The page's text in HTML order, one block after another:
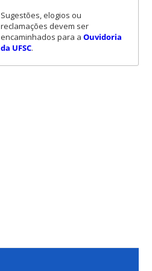
Sugestões, elogios ou
reclamações devem ser
encaminhados para a Ouvidoria
da UFSC.